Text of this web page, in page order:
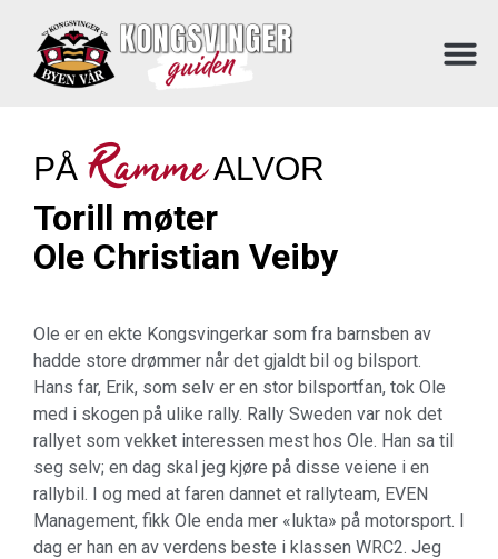
PÅ RammeALVOR
Torill møter
Ole Christian Veiby
Ole er en ekte Kongsvingerkar som fra barnsben av
hadde store drømmer når det gjaldt bil og bilsport.
Hans far, Erik, som selv er en stor bilsportfan, tok Ole
med i skogen på ulike rally. Rally Sweden var nok det
rallyet som vekket interessen mest hos Ole. Han sa til
seg selv; en dag skal jeg kjøre på disse veiene i en
rallybil. I og med at faren dannet et rallyteam, EVEN
Management, fikk Ole enda mer «lukta» på motorsport. I
dag er han en av verdens beste i klassen WRC2. Jeg